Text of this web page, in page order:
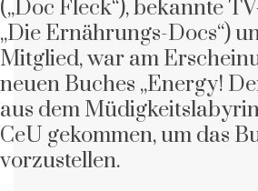
(„Doc Fleck“), bekannte
„Die Ernährungs-Docs“)
Mitglied, war am
neuen Buches „Energy!
aus dem
CeU gekommen, um das
vorzustellen.